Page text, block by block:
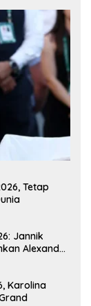
Tetap
Jannik
Alexander
Karolina